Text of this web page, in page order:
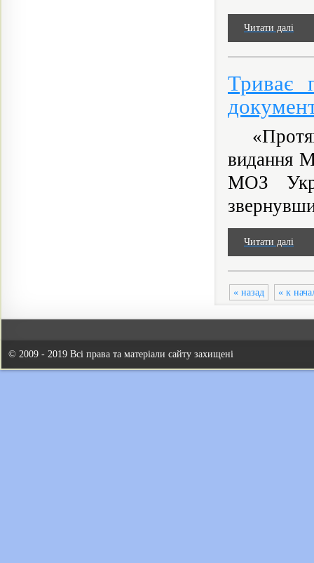
Читати далі
Триває
видання
МОЗ
Читати далі
« назад « к
© 2009 - 2019 Всі права та матеріали сайту захищені